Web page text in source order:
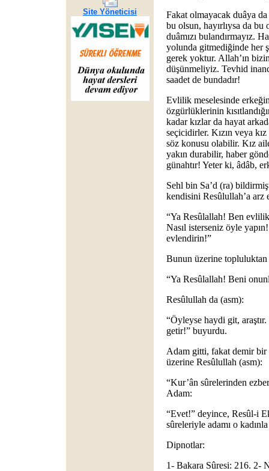
Site Yöneticisi
Fakat olmayacak duâya da
bu olsun, hayırlıysa da bu
duâmızı bulandırmayız.
yolunda gitmediğinde her
gerek yoktur. Allah’ın
düşünmeliyiz. Tevhid
saadet de bundadır!
Evlilik meselesinde
özgürlüklerinin
kadar kızlar da hayat
seçicidirler. Kızın veya
söz konusu olabilir. Kız
yakın durabilir, haber
günahtır! Yeter ki, âdâb,
Sehl bin Sa’d (ra)
kendisini Resûlullah’a arz
“Ya Resûlallah! Ben
Nasıl isterseniz öyle
evlendirin!”
Bunun üzerine
“Ya Resûlallah! Beni
Resûlullah da (asm):
“Öyleyse haydi git,
getir!” buyurdu.
Adam gitti, fakat demir bir
üzerine Resûlullah (asm):
“Kur’ân sûrelerinden
Adam:
“Evet!” deyince, Resûl-i
sûreleriyle adamı o
Dipnotlar:
1- Bakara Sûresi: 216. 2-